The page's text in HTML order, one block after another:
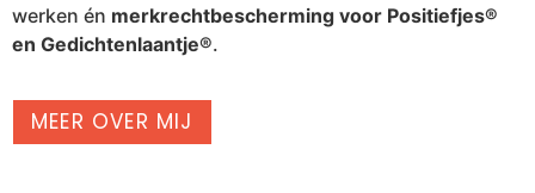
werken én merkrechtbescherming voor Positiefjes®
en Gedichtenlaantje®.
MEER OVER MIJ